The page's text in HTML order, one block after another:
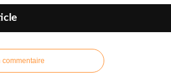
commentaire